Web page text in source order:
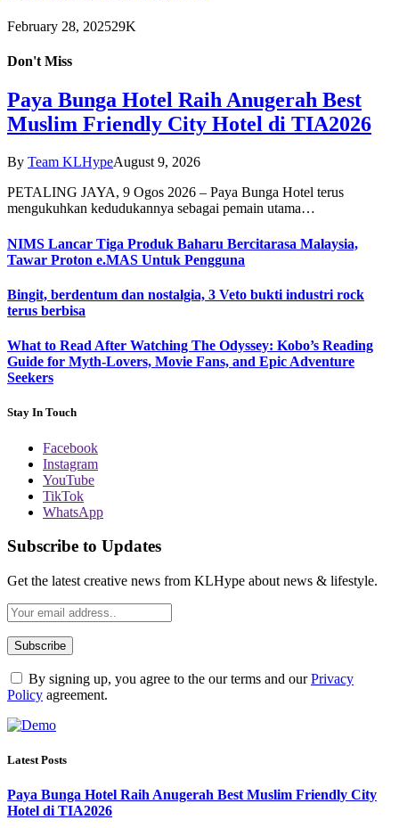
February 28, 202529K
Don't Miss
Paya Bunga Hotel Raih Anugerah Best
Muslim Friendly City Hotel di TIA2026
By Team KLHypeAugust 9, 2026
PETALING JAYA, 9 Ogos 2026 – Paya Bunga Hotel terus
mengukuhkan kedudukannya sebagai pemain utama…
NIMS Lancar Tiga Produk Baharu Bercitarasa Malaysia,
Tawar Proton e.MAS Untuk Pengguna
Bingit, berdentum dan nostalgia, 3 Veto bukti industri rock
terus berbisa
What to Read After Watching The Odyssey: Kobo’s Reading
Guide for Myth-Lovers, Movie Fans, and Epic Adventure
Seekers
Stay In Touch
Facebook
Instagram
YouTube
TikTok
WhatsApp
Subscribe to Updates
Get the latest creative news from KLHype about news & lifestyle.
By signing up, you agree to the our terms and ourPrivacy
Policy agreement.
Latest Posts
Paya Bunga Hotel Raih Anugerah Best Muslim Friendly City
Hotel di TIA2026